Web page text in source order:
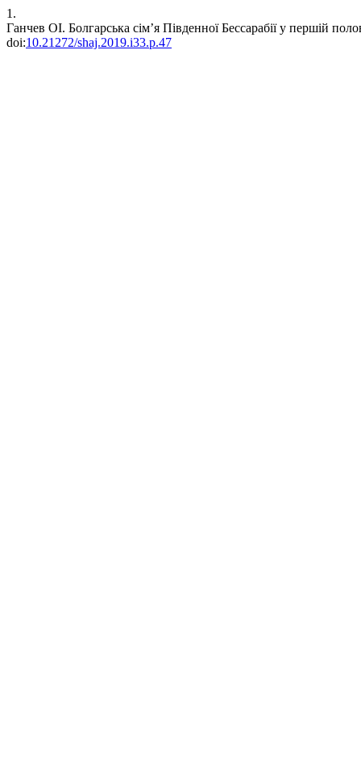
1.
Ганчев ОІ. Болгарська сім’я Південної Бессарабії у першій
doi:10.21272/shaj.2019.i33.p.47